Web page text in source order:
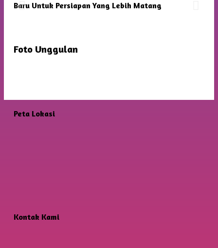
Baru Untuk Persiapan Yang Lebih Matang
Foto Unggulan
Peta Lokasi
Kontak Kami